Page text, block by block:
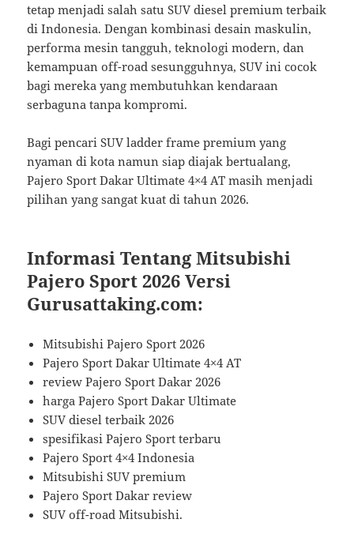
tetap menjadi salah satu SUV diesel premium terbaik
di Indonesia. Dengan kombinasi desain maskulin,
performa mesin tangguh, teknologi modern, dan
kemampuan off-road sesungguhnya, SUV ini cocok
bagi mereka yang membutuhkan kendaraan
serbaguna tanpa kompromi.
Bagi pencari SUV ladder frame premium yang
nyaman di kota namun siap diajak bertualang,
Pajero Sport Dakar Ultimate 4×4 AT masih menjadi
pilihan yang sangat kuat di tahun 2026.
Informasi Tentang Mitsubishi
Pajero Sport 2026 Versi
Gurusattaking.com:
Mitsubishi Pajero Sport 2026
Pajero Sport Dakar Ultimate 4×4 AT
review Pajero Sport Dakar 2026
harga Pajero Sport Dakar Ultimate
SUV diesel terbaik 2026
spesifikasi Pajero Sport terbaru
Pajero Sport 4×4 Indonesia
Mitsubishi SUV premium
Pajero Sport Dakar review
SUV off-road Mitsubishi.